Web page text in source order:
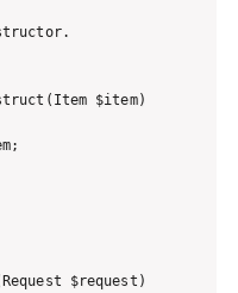
$item)
$request)